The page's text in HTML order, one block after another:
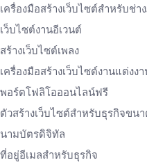
เครื่องมือสร้างเว็บไซต์สำหรับช่า
เว็บไซต์งานอีเวนต์
สร้างเว็บไซต์เพลง
เครื่องมือสร้างเว็บไซต์งานแต่งง
พอร์ตโฟลิโอออนไลน์ฟรี
ตัวสร้างเว็บไซต์สำหรับธุรกิจขนา
นามบัตรดิจิทัล
ที่อยู่อีเมลสำหรับธุรกิจ